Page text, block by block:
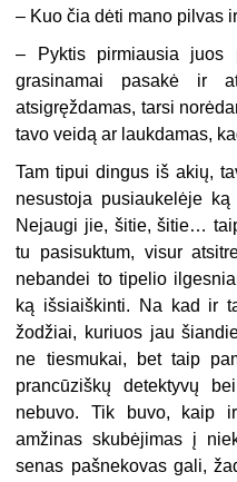
– Kuo čia dėti mano pilvas
– Pyktis pirmiausia juos
grasinamai pasakė ir
atsigręždamas, tarsi
tavo veidą ar laukdamas,
Tam tipui dingus iš akių,
nesustoja pusiaukelėje
Nejaugi jie, šitie, šitie…
tu pasisuktum, visur
nebandei to tipelio
ką išsiaiškinti. Na kad ir
žodžiai, kuriuos jau
ne tiesmukai, bet taip
prancūziškų detektyvų
nebuvo. Tik buvo, kaip
amžinas skubėjimas į
senas pašnekovas gali,